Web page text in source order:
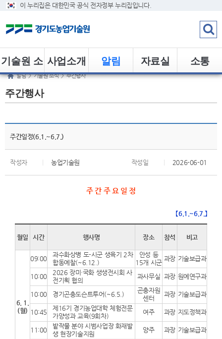
이 누리집은 대한민국 공식 전자정부 누리집입니다.
소통
자료실
알림
사업소개
기술원 소
개
알림 > 기술원 소식 > 주간행사
주간행사
주간일정(6.1.~6.7.)
작성자 농업기술원 작성일 2026-06-01
주 간 주 요 일 정
【6.1.~6.7.】
월일 시간 행사명 장소 참석 비고
6. 1.
(월)
09:00
과수화상병 도-시군 생육기 2차
합동예찰(~6.12.)
안성 등
15개 시군
과장 기술보급과
10:00
2026 장미·국화 생생전시회 사
전기획 협의
과사무실 과장 원예연구과
10:00 경기곤충도슨트투어(~6.5.)
곤충자원
센터
과장 기술보급과
10:45
제16기 경기농업대학 체험전문
가양성과 교육(9회차)
여주 과장 지도정책과
11:00
밭작물 분야 시범사업장 화재발
생 현장기술지원
양주 과장 기술보급과